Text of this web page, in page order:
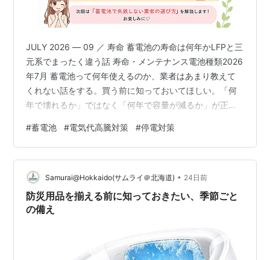
JULY 2026 — 09 ／ 寿命 蓄電池の寿命は何年かLFPと三
元系でまったく違う話 寿命・メンテナンス電池種類2026
年7月 蓄電池って何年使えるのか、業者はあまり教えて
くれない話をする。買う前に知っておいてほしい。「何
年で壊れるか」ではなく「何年で容量が減るか」が正確
って、混同が後悔を生む 蓄電池の寿命を語るときに混同
されやすい2つの概念がある。「サイクル寿命」は充放電
を何回繰り返せるかで、「実用的な使用年数」は実際に
家で何年使い続けられるかだ。この2つは全然別の話なん
だよね。サイクル寿命4,000回の蓄電池を毎日1回充放電
すれ…
#蓄電池 #電気代高騰対策 #停電対策
Samurai@Hokkaido(サムライ＠北海道) • 24日前
防災用品を揃える前に知っておきたい、季節ごと
の備え